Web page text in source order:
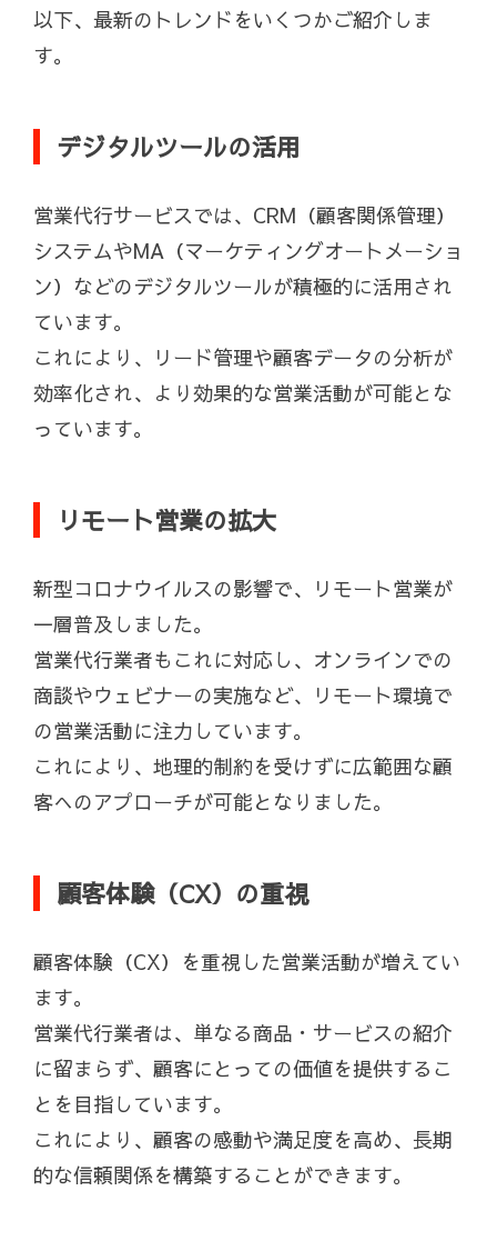
以下、最新のトレンドをいくつかご紹介しま
す。
デジタルツールの活用
営業代行サービスでは、CRM（顧客関係管理）
システムやMA（マーケティングオートメーショ
ン）などのデジタルツールが積極的に活用され
ています。
これにより、リード管理や顧客データの分析が
効率化され、より効果的な営業活動が可能とな
っています。
リモート営業の拡大
新型コロナウイルスの影響で、リモート営業が
一層普及しました。
営業代行業者もこれに対応し、オンラインでの
商談やウェビナーの実施など、リモート環境で
の営業活動に注力しています。
これにより、地理的制約を受けずに広範囲な顧
客へのアプローチが可能となりました。
顧客体験（CX）の重視
顧客体験（CX）を重視した営業活動が増えてい
ます。
営業代行業者は、単なる商品・サービスの紹介
に留まらず、顧客にとっての価値を提供するこ
とを目指しています。
これにより、顧客の感動や満足度を高め、長期
的な信頼関係を構築することができます。